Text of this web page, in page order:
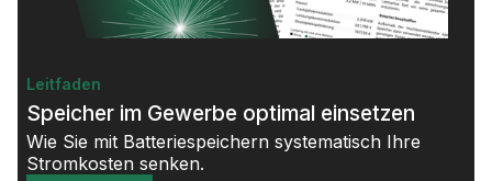
Leitfaden
Speicher im Gewerbe optimal einsetzen
Wie Sie mit Batteriespeichern systematisch Ihre
Stromkosten senken.